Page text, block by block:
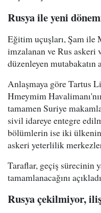
Rusya ile yeni
Eğitim uçuşları, Şam ile
imzalanan ve Rus askeri
düzenleyen mutabakatın
Anlaşmaya göre Tartus
Hmeymim
tamamen Suriye
sivil idareye entegre
bölümlerin ise iki
askeri yeterlilik
Taraflar, geçiş sürecinin
tamamlanacağını
Rusya çekilmiyor,